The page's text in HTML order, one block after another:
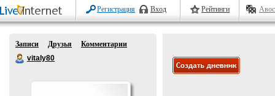
Регистрация Вход Рейтинги
Записи Друзья
Комментарии
vitaly80